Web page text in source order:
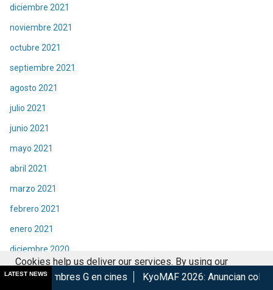
diciembre 2021
noviembre 2021
octubre 2021
septiembre 2021
agosto 2021
julio 2021
junio 2021
mayo 2021
abril 2021
marzo 2021
febrero 2021
enero 2021
diciembre 2020
LATEST NEWS
G en cines KyoMAF 2026: Anuncian colaboraciones y
Cookies help us deliver our services. By using our
services, you agree to our use of cookies.
Got it